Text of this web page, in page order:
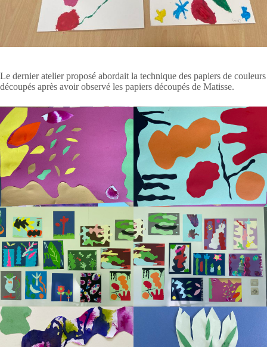
Le dernier atelier proposé abordait la technique des papiers de couleurs
découpés après avoir observé les papiers découpés de Matisse.